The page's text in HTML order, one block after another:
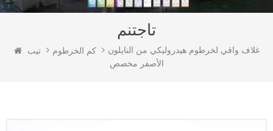
تاجتنم
تيب كم الخرطوم
غلاف واقي لخرطوم هيدروليكي من النايلون
الأصفر مخصص